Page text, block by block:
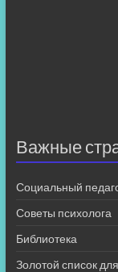
Важные
Социальный
Советы психолога
Библиотека
Золотой список